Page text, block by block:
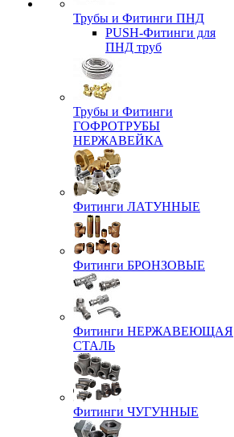
Трубы и Фитинги ПНД
PUSH-Фитинги для
ПНД труб
Трубы и Фитинги
ГОФРОТРУБЫ
НЕРЖАВЕЙКА
Фитинги ЛАТУННЫЕ
Фитинги БРОНЗОВЫЕ
Фитинги НЕРЖАВЕЮЩАЯ
СТАЛЬ
Фитинги ЧУГУННЫЕ